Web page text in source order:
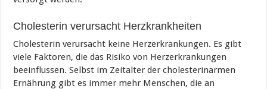
Cholesterin verursacht Herzkrankheiten
Cholesterin verursacht keine Herzerkrankungen. Es gibt
viele Faktoren, die das Risiko von Herzerkrankungen
beeinflussen. Selbst im Zeitalter der cholesterinarmen
Ernährung gibt es immer mehr Menschen, die an